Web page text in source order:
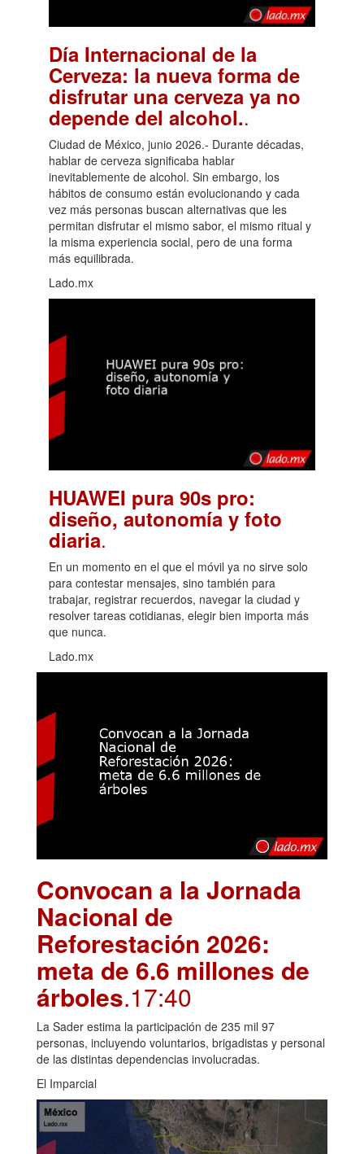
Día Internacional de la
Cerveza: la nueva forma de
disfrutar una cerveza ya no
depende del alcohol..
Ciudad de México, junio 2026.- Durante décadas,
hablar de cerveza significaba hablar
inevitablemente de alcohol. Sin embargo, los
hábitos de consumo están evolucionando y cada
vez más personas buscan alternativas que les
permitan disfrutar el mismo sabor, el mismo ritual y
la misma experiencia social, pero de una forma
más equilibrada.
Lado.mx
HUAWEI pura 90s pro:
diseño, autonomía y foto
diaria.
En un momento en el que el móvil ya no sirve solo
para contestar mensajes, sino también para
trabajar, registrar recuerdos, navegar la ciudad y
resolver tareas cotidianas, elegir bien importa más
que nunca.
Lado.mx
Convocan a la Jornada
Nacional de
Reforestación 2026:
meta de 6.6 millones de
árboles.17:40
La Sader estima la participación de 235 mil 97
personas, incluyendo voluntarios, brigadistas y personal
de las distintas dependencias involucradas.
El Imparcial